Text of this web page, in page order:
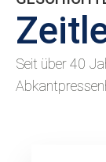
Seit über 40